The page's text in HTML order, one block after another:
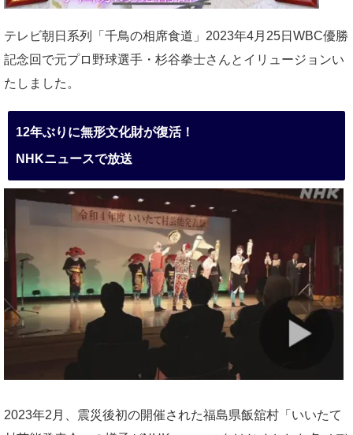
テレビ朝日系列「千鳥の相席食道」2023年4月25日WBC優勝
記念回で元プロ野球選手・杉谷拳士さんとイリュージョンい
たしました。
12年ぶりに無形文化財が復活！
NHKニュースで放送
2023年2月、震災後初の開催された福島県飯舘村「いいたて